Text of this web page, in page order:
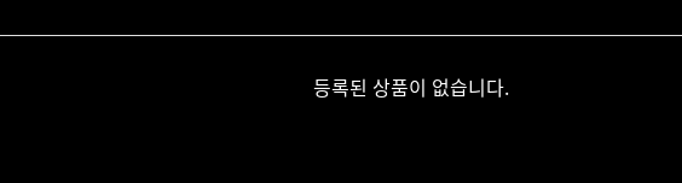
등록된 상품이 없습니다.